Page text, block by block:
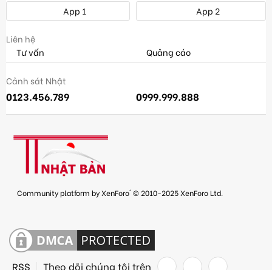
App 1
App 2
Liên hệ
Tư vấn
Quảng cáo
Cảnh sát Nhật
0123.456.789 0999.999.888
Community platform by XenForo® © 2010-2025 XenForo Ltd.
RSS Theo dõi chúng tôi trên